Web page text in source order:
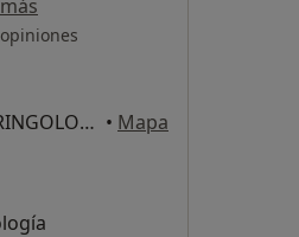
ALTUNA&SAGA OTORRINOLARINGOLOGÍA Policlinica Gipuzkoa Paseo de Miramon 174 , Donostia-San Sebastian • Mapa